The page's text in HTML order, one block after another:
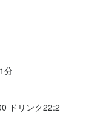
ニン？の和えた
あったか
力。
分
ドリンク22:2